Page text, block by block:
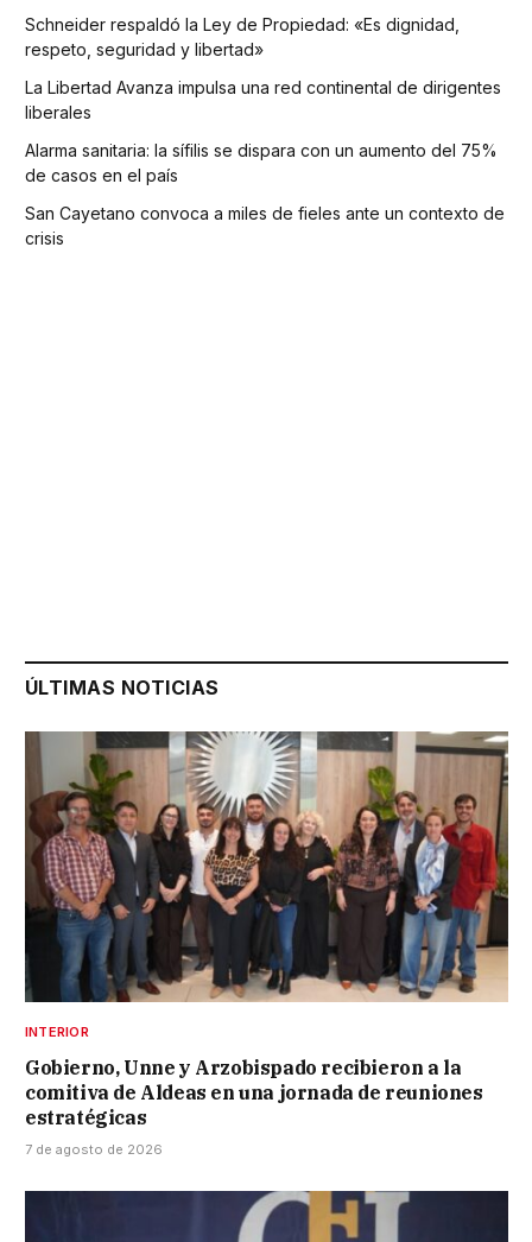
Schneider respaldó la Ley de Propiedad: «Es dignidad,
respeto, seguridad y libertad»
La Libertad Avanza impulsa una red continental de dirigentes
liberales
Alarma sanitaria: la sífilis se dispara con un aumento del 75%
de casos en el país
San Cayetano convoca a miles de fieles ante un contexto de
crisis
ÚLTIMAS NOTICIAS
INTERIOR
Gobierno, Unne y Arzobispado recibieron a la
comitiva de Aldeas en una jornada de reuniones
estratégicas
7 de agosto de 2026